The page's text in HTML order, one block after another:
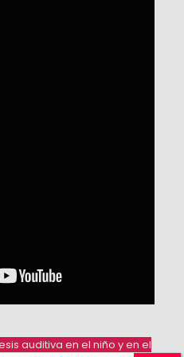
auditiva en el niño y en el